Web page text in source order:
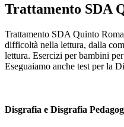
Trattamento SDA
Trattamento SDA Quinto
difficoltà nella lettura, dalla
lettura. Esercizi per bambini
Eseguaiamo anche test per la
Disgrafia e Disgrafia